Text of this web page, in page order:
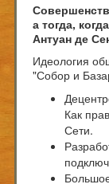
а тогда,
Антуан де
Идеология
"Собор и
Как
Сети.